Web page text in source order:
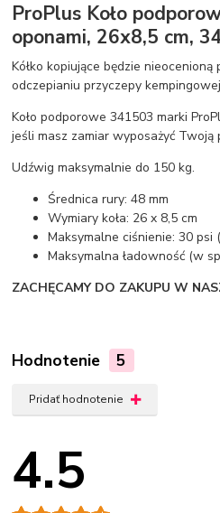
ProPlus Koło
oponami, 26x8,5 cm,
Kółko kopiujące będzie
odczepianiu przyczepy
Koło podporowe 341503 marki
jeśli masz zamiar wyposażyć
Udźwig maksymalnie do 150 kg.
Średnica rury: 48 mm
Wymiary koła: 26 x 8,5 cm
Maksymalne ciśnienie: 30 psi
Maksymalna ładowność (w
ZACHĘCAMY DO ZAKUPU W
Hodnotenie 5
Pridať hodnotenie
4.5